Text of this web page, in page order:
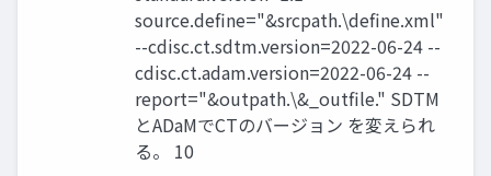
source.define="&srcpath.\define.xml"
--cdisc.ct.sdtm.version=2022-06-24 --
cdisc.ct.adam.version=2022-06-24 --
report="&outpath.\&_outfile." SDTM
とADaMでCTのバージョン を変えられ
る。 10